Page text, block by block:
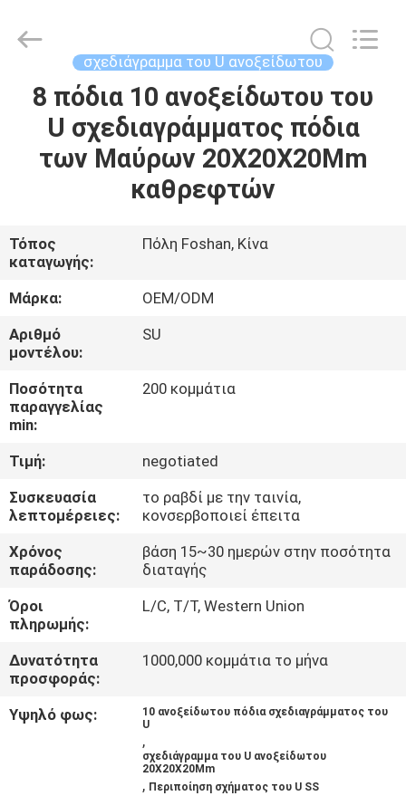
ΣΠΊΤΙ
ΠΡΟΪΌΝΤΑ
ΕΜΕΊΣ
ΓΎΡΟΣ
ΕΡΓΟΣΤΑΣΊΩΝ
ΠΟΙΟΤΙΚΌΣ
ΈΛΕΓΧΟΣ
ΜΑΣ
ΕΛΆΤΕ
ΣΕ
ΕΠΑΦΉ
ΜΕ
ΕΙΔΉΣΕΙΣ
ΠΕΡΙΠΤΏΣΕΙΣ
Metal
Products.,ltd.
σχεδιάγραμμα του U ανοξείδωτου
8 πόδια 10 ανοξείδωτου του
U σχεδιαγράμματος πόδια
των Μαύρων 20X20X20Mm
καθρεφτών
Τόπος
καταγωγής:
Πόλη Foshan, Κίνα
Μάρκα:
OEM/ODM
Αριθμό
μοντέλου:
SU
Ποσότητα
παραγγελίας
min:
200 κομμάτια
Τιμή:
negotiated
Συσκευασία
λεπτομέρειες:
το ραβδί με την ταινία,
κονσερβοποιεί έπειτα
Χρόνος
παράδοσης:
βάση 15~30 ημερών στην ποσότητα
διαταγής
Όροι
πληρωμής:
L/C, T/T, Western Union
Δυνατότητα
προσφοράς:
1000,000 κομμάτια το μήνα
Υψηλό φως:
10 ανοξείδωτου πόδια σχεδιαγράμματος του
U
,
σχεδιάγραμμα του U ανοξείδωτου
20X20X20Mm
, Περιποίηση σχήματος του U SS